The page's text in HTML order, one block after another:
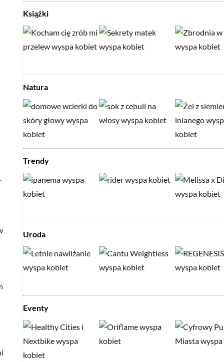
Książki
Natura
Trendy
Uroda
Eventy